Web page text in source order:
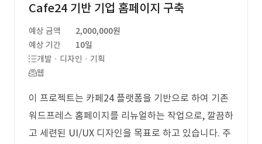
Cafe24 기반 기업 홈페이지 구축
예상 금액
2,000,000원
예상 기간
10일
개발 · 디자인 · 기획
웹
이 프로젝트는 카페24 플랫폼을 기반으로 하여 기존
워드프레스 홈페이지를 리뉴얼하는 작업으로, 깔끔하
고 세련된 UI/UX 디자인을 목표로 하고 있습니다. 주